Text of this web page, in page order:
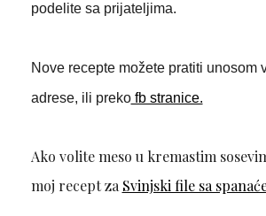
podelite sa prijateljima.
Nove recepte možete pratiti unosom
adrese, ili prekofb stranice.
Ako volite meso u kremastim
moj recept zaSvinjski file sa